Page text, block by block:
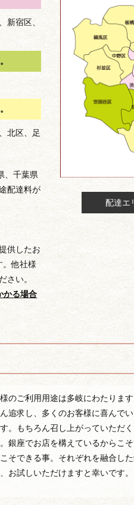
新宿区、
北区、足
、千葉県
配達料が
供したお
。他社様
さい。
かる場合
配達エ
のご利用用途は多岐にわたりま
追求し、多くのお客様に喜んで
。もちろん召し上がっていただ
銀座でお店を構えているからこ
そできる事。それぞれを融合し
お試しいただけますと幸いです。